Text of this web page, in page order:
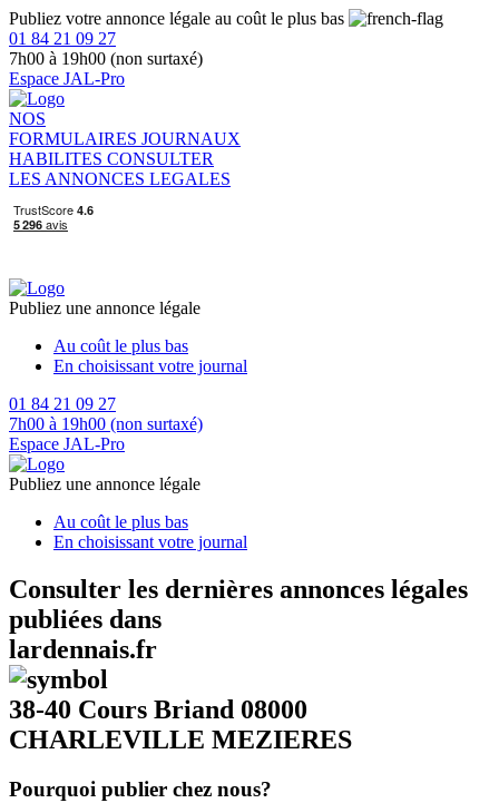
Publiez votre annonce légale au coût le plus bas
01 84 21 09 27
7h00 à 19h00 (non surtaxé)
Espace JAL-Pro
NOS
FORMULAIRES JOURNAUX
HABILITES CONSULTER
LES ANNONCES LEGALES
Publiez une annonce légale
Au coût le plus bas
En choisissant votre journal
01 84 21 09 27
7h00 à 19h00 (non surtaxé)
Espace JAL-Pro
Publiez une annonce légale
Au coût le plus bas
En choisissant votre journal
Consulter les dernières annonces légales
publiées dans
lardennais.fr
38-40 Cours Briand 08000
CHARLEVILLE MEZIERES
Pourquoi publier chez nous?